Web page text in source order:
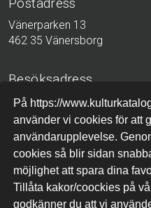
På https://
använder vi cookies för att
användarupplevelse.
cookies så blir sidan
möjlighet att spara dina
Tillåta kakor/coockies på
godkänner du att vi
Vänerparken 13
462 35 Vänersborg
Besöksadress
Bergslagsgatan 2
411 04 Göteborg
Telefon
010-441 42 00 (växel)